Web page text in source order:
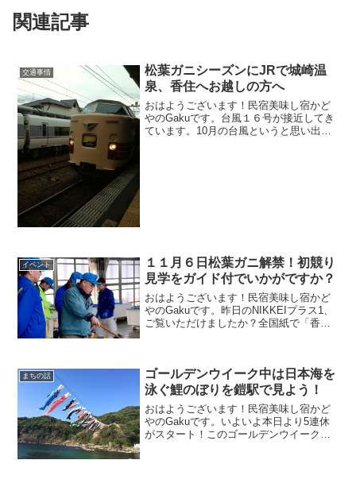
関連記事
交通事情
松葉ガニシーズンにJRで城崎温
泉、香住へお越しの方へ
おはようございます！民宿美味し宿かど
やのGakuです。台風１６号が接近してき
ています。10月の台風というと思い出す
イベント
１１月６日松葉ガニ解禁！初競り
見学をガイド付でいかがですか？
おはようございます！民宿美味し宿かど
やのGakuです。昨日のNIKKEIプラス1、
ご覧いただけましたか？全国紙で「香住
施します...
まちの話
ゴールデンウイーク中は日本海を
泳ぐ鯉のぼりを鎧駅で見よう！
おはようございます！民宿美味し宿かど
やのGakuです。いよいよ本日より5連休
がスタート！このゴールデンウイーク中